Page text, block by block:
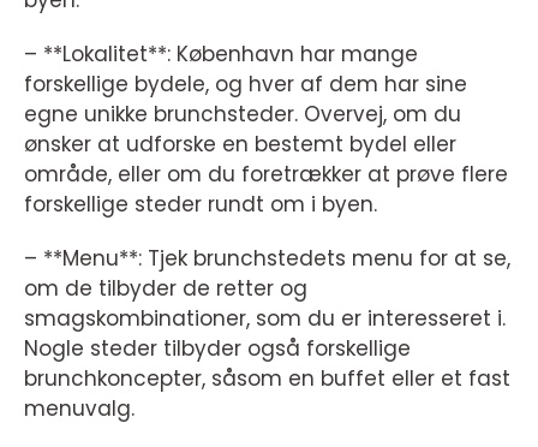
– **Lokalitet**: København har mange
forskellige bydele, og hver af dem har sine
egne unikke brunchsteder. Overvej, om du
ønsker at udforske en bestemt bydel eller
område, eller om du foretrækker at prøve flere
forskellige steder rundt om i byen.
– **Menu**: Tjek brunchstedets menu for at se,
om de tilbyder de retter og
smagskombinationer, som du er interesseret i.
Nogle steder tilbyder også forskellige
brunchkoncepter, såsom en buffet eller et fast
menuvalg.